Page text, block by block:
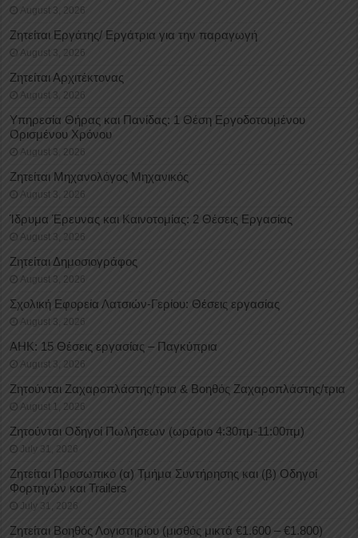
August 3, 2026
Ζητείται Εργάτης/ Εργάτρια για την παραγωγή
August 3, 2026
Ζητείται Αρχιτέκτονας
August 3, 2026
Υπηρεσία Θήρας και Πανίδας: 1 Θέση Eργοδοτουμένου
Oρισμένου Xρόνου
August 3, 2026
Ζητείται Μηχανολόγος Μηχανικός
August 3, 2026
Ίδρυμα Έρευνας και Καινοτομίας: 2 Θέσεις Εργασίας
August 3, 2026
Ζητείται Δημοσιογράφος
August 3, 2026
Σχολική Εφορεία Λατσιών-Γερίου: Θέσεις εργασίας
August 3, 2026
ΑΗΚ: 15 Θέσεις εργασίας – Παγκύπρια
August 3, 2026
Ζητούνται Ζαχαροπλάστης/τρια & Βοηθός Ζαχαροπλάστης/τρια
August 1, 2026
Ζητούνται Οδηγοί Πωλήσεων (ωράριο 4:30πμ-11:00πμ)
July 31, 2026
Ζητείται Προσωπικό (α) Τμήμα Συντήρησης και (β) Οδηγοί
Φορτηγών και Trailers
July 31, 2026
Ζητείται Βοηθός Λογιστηρίου (μισθός μικτά €1.600 – €1.800)